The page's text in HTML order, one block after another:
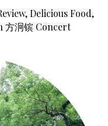
Delicious Food,
方泂镔 Concert